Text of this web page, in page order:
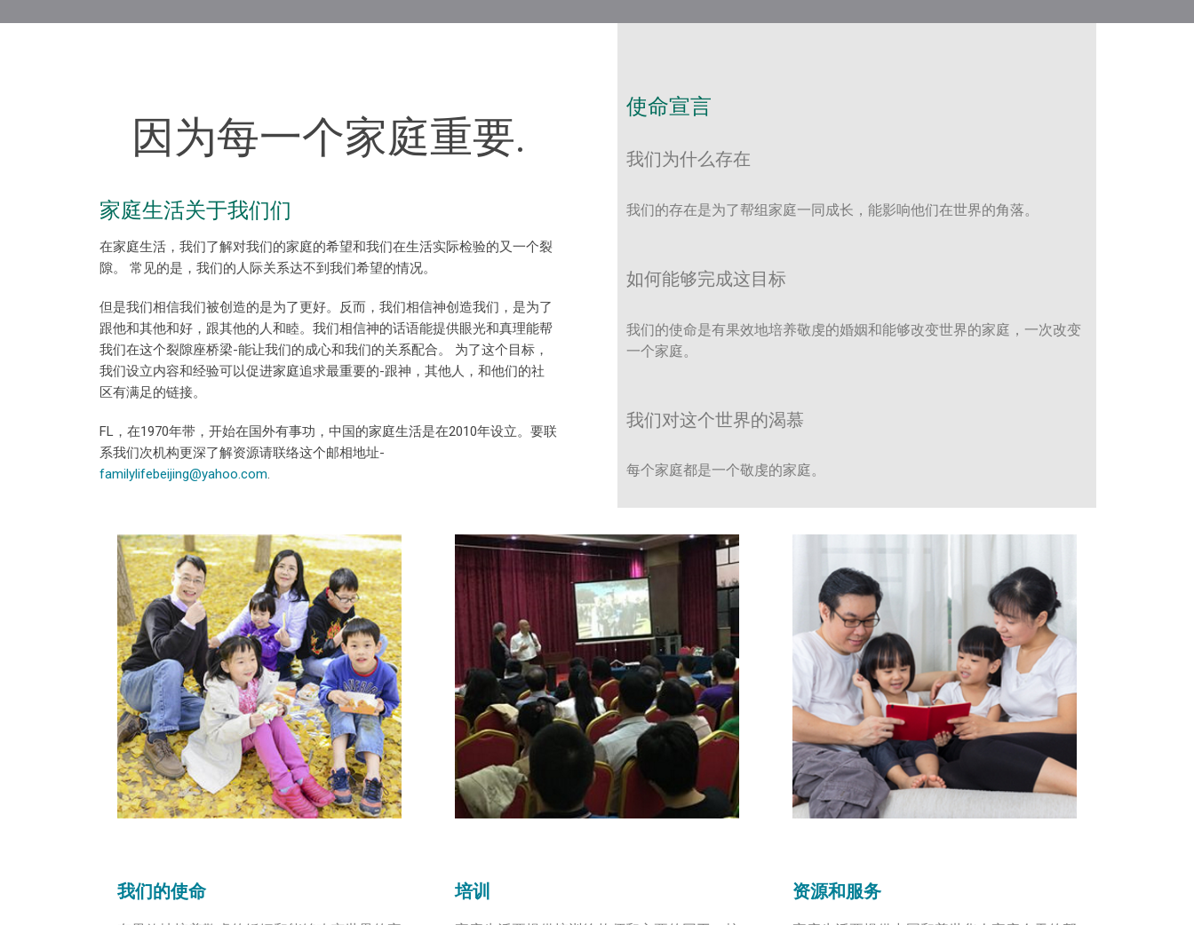
因为每一个家庭重要.
家庭生活关于我们们
在家庭生活，我们了解对我们的家庭的希望和我们在生活实际检验的又一个裂
隙。 常见的是，我们的人际关系达不到我们希望的情况。
但是我们相信我们被创造的是为了更好。反而， 我们相信神创造我们，是为了
跟他和其他和好，跟其他的人和睦。 我们相信神的话语能提供眼光和真理能帮
我们在这个裂隙座桥梁-能让我们的成心和我们的关系配合。 为了这个目标，
我们设立内容和经验可以促进家庭追求最重要的-跟神，其他人，和他们的社
区有满足的链接。
FL，在1970年带，开始在国外有事功，中国的家庭生活是在2010年设立。要联
系我们次机构更深了解资源请联络这个邮相地址-
familylifebeijing@yahoo.com.
使命宣言
我们为什么存在
我们的存在是为了帮组家庭一同成长，能影响他们在世界的角落。
如何能够完成这目标
我们的使命是有果效地培养敬虔的婚姻和能够改变世界的家庭，一次改变
一个家庭。
我们对这个世界的渴慕
每个家庭都是一个敬虔的家庭。
我们的使命 培训 资源和服务